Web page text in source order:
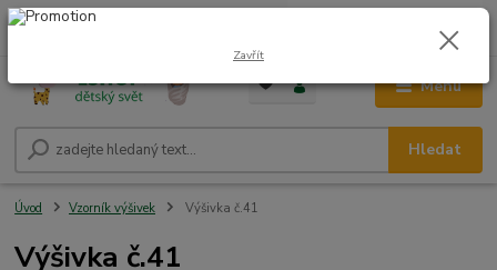
Menu
Hledat
+420 604 278 943 0,00 Kč
Úvod Vzorník výšivek Výšivka č.41
Výšivka č.41
Zavřít